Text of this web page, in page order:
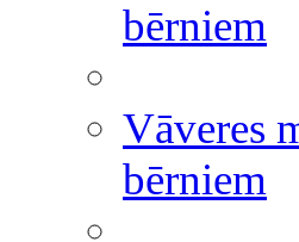
bērniem
Vāveres
bērniem